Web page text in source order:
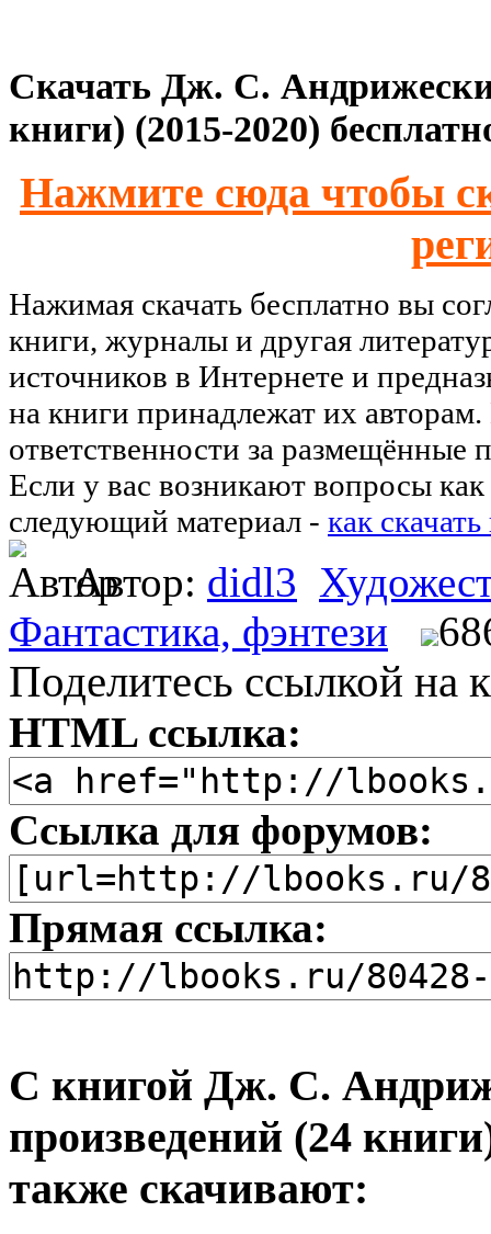
Скачать Дж. С.
книги) (2015-2020)
Нажмите сюда чтобы
Нажимая скачать бесплатно вы
книги, журналы и другая
источников в Интернете и
на книги принадлежат их
ответственности за размещённые
Если у вас возникают вопросы как
следующий материал - как
Автор: didl3
Фантастика, фэнтези
Поделитесь ссылкой на
HTML ссылка:
Ссылка для форумов:
Прямая ссылка:
С книгой Дж. С.
произведений (24
также скачивают: